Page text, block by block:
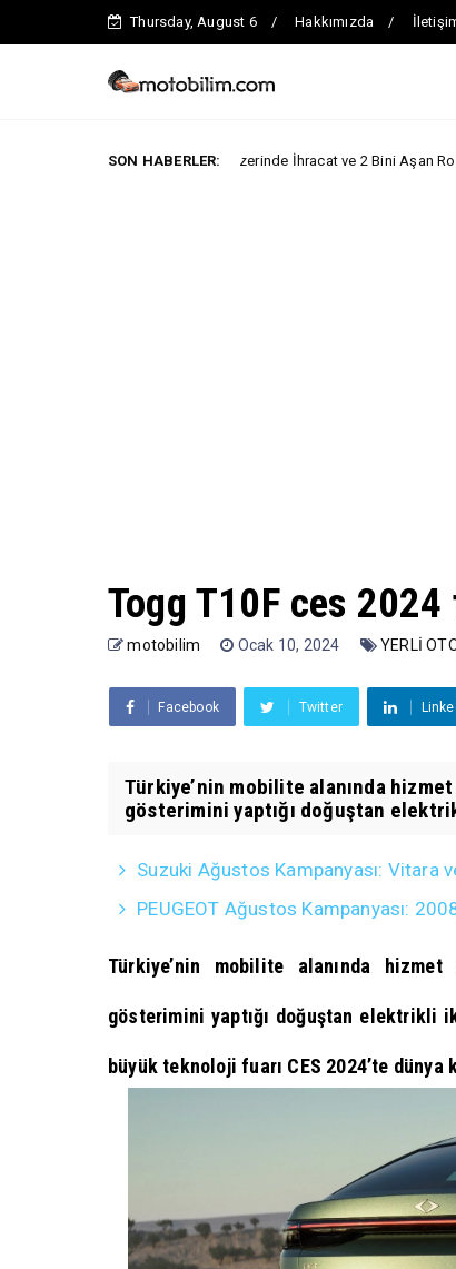
Thursday, August 6 Hakkımızda
SON HABERLER:
200 Bin Adedin Üzerinde İhracat ve 2 Bini Aşan Robot Teslimiyle 3
Togg T10F ces 2024
motobilim Ocak 10, 2024 YERLİ
Facebook Twitter
Türkiye’nin mobilite alanında
gösterimini yaptığı doğuştan
Suzuki Ağustos Kampanyası: Vitara
PEUGEOT Ağustos Kampanyası:
Türkiye’nin mobilite alanında
gösterimini yaptığı doğuştan elektrikli
büyük teknoloji fuarı CES 2024’te dünya